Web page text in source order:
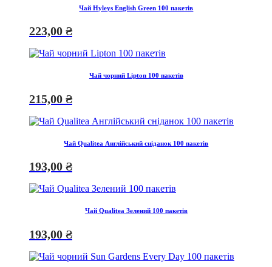
Чай Hyleys English Green 100 пакетів
223,00 ₴
Чай чорний Lipton 100 пакетів
215,00 ₴
Чай Qualitea Англійський сніданок 100 пакетів
193,00 ₴
Чай Qualitea Зелений 100 пакетів
193,00 ₴